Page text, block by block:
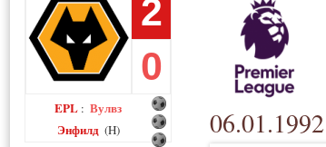
2
0
EPL : Вулвз
Энфилд (H)